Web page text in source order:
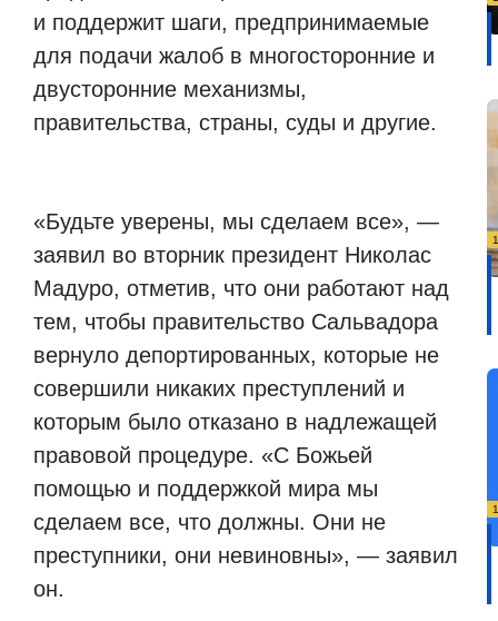
и поддержит шаги, предпринимаемые
для подачи жалоб в многосторонние и
двусторонние механизмы,
правительства, страны, суды и другие.
«Будьте уверены, мы сделаем все», —
заявил во вторник президент Николас
Мадуро, отметив, что они работают над
тем, чтобы правительство Сальвадора
вернуло депортированных, которые не
совершили никаких преступлений и
которым было отказано в надлежащей
правовой процедуре. «С Божьей
помощью и поддержкой мира мы
сделаем все, что должны. Они не
преступники, они невиновны», — заявил
он.